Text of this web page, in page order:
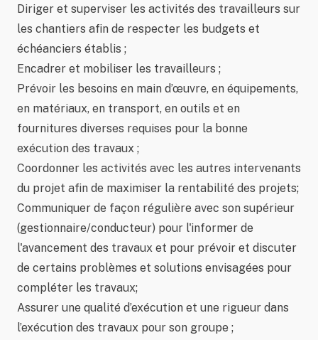
Diriger et superviser les activités des travailleurs sur
les chantiers afin de respecter les budgets et
échéanciers établis ;
Encadrer et mobiliser les travailleurs ;
Prévoir les besoins en main d’œuvre, en équipements,
en matériaux, en transport, en outils et en
fournitures diverses requises pour la bonne
exécution des travaux ;
Coordonner les activités avec les autres intervenants
du projet afin de maximiser la rentabilité des projets;
Communiquer de façon régulière avec son supérieur
(gestionnaire/conducteur) pour l'informer de
l'avancement des travaux et pour prévoir et discuter
de certains problèmes et solutions envisagées pour
compléter les travaux;
Assurer une qualité d’exécution et une rigueur dans
l’exécution des travaux pour son groupe ;